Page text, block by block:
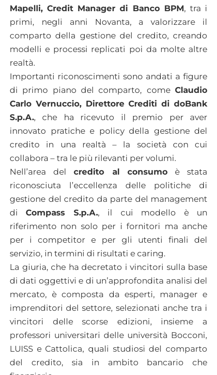
Mapelli, Credit Manager di Banco BPM, tra i
primi, negli anni Novanta, a valorizzare il
comparto della gestione del credito, creando
modelli e processi replicati poi da molte altre
realtà.
Importanti riconoscimenti sono andati a figure
di primo piano del comparto, come Claudio
Carlo Vernuccio, Direttore Crediti di doBank
S.p.A., che ha ricevuto il premio per aver
innovato pratiche e policy della gestione del
credito in una realtà – la società con cui
collabora – tra le più rilevanti per volumi.
Nell’area delcredito al consumoè stata
riconosciuta l’eccellenza delle politiche di
gestione del credito da parte del management
diCompass S.p.A., il cui modello è un
riferimento non solo per i fornitori ma anche
per i competitor e per gli utenti finali del
servizio, in termini di risultati e caring.
La giuria, che ha decretato i vincitori sulla base
di dati oggettivi e di un’approfondita analisi del
mercato, è composta da esperti, manager e
imprenditori del settore, selezionati anche tra i
vincitori delle scorse edizioni, insieme a
professori universitari delle università Bocconi,
LUISS e Cattolica, quali studiosi del comparto
del credito, sia in ambito bancario che